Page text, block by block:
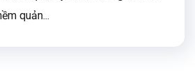
quản...